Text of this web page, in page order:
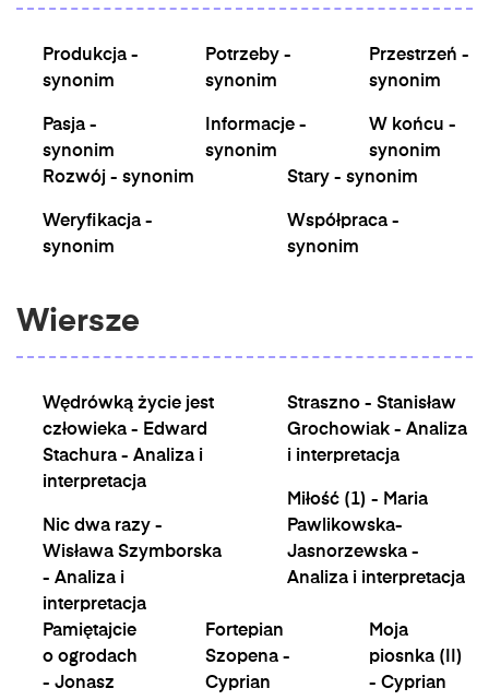
Produkcja -
synonim
Pasja -
synonim
Potrzeby -
synonim
Informacje -
synonim
Przestrzeń -
synonim
W końcu -
synonim
Rozwój - synonim
Weryfikacja -
synonim
Stary - synonim
Współpraca -
synonim
Wiersze
Wędrówką życie jest
człowieka - Edward
Stachura - Analiza i
interpretacja
Nic dwa razy -
Wisława Szymborska
- Analiza i
interpretacja
Straszno - Stanisław
Grochowiak - Analiza
i interpretacja
Miłość (1) - Maria
Pawlikowska-
Jasnorzewska -
Analiza i interpretacja
Pamiętajcie
o ogrodach
- Jonasz
Fortepian
Szopena -
Cyprian
Moja
piosnka (II)
- Cyprian